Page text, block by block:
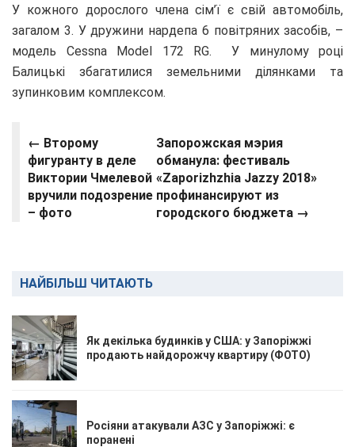
У кожного дорослого члена сім’ї є свій автомобіль,
загалом 3. У дружини нардепа 6 повітряних засобів, –
модель Cessna Model 172 RG. У минулому році
Балицькі збагатилися земельними ділянками та
зупинковим комплексом.
← Второму
фигуранту в деле
Виктории Чмелевой
вручили подозрение
– фото
Запорожская мэрия
обманула: фестиваль
«Zaporizhzhia Jazzy 2018»
профинансируют из
городского бюджета→
НАЙБІЛЬШ ЧИТАЮТЬ
Як декілька будинків у США: у Запоріжжі
продають найдорожчу квартиру (ФОТО)
Росіяни атакували АЗС у Запоріжжі: є
поранені